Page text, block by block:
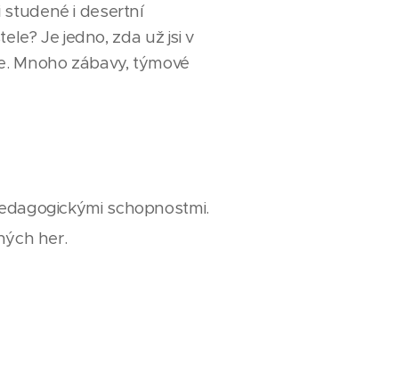
studené i desertní
Je jedno, zda už jsi v
Mnoho zábavy, týmové
schopnostmi.
her.